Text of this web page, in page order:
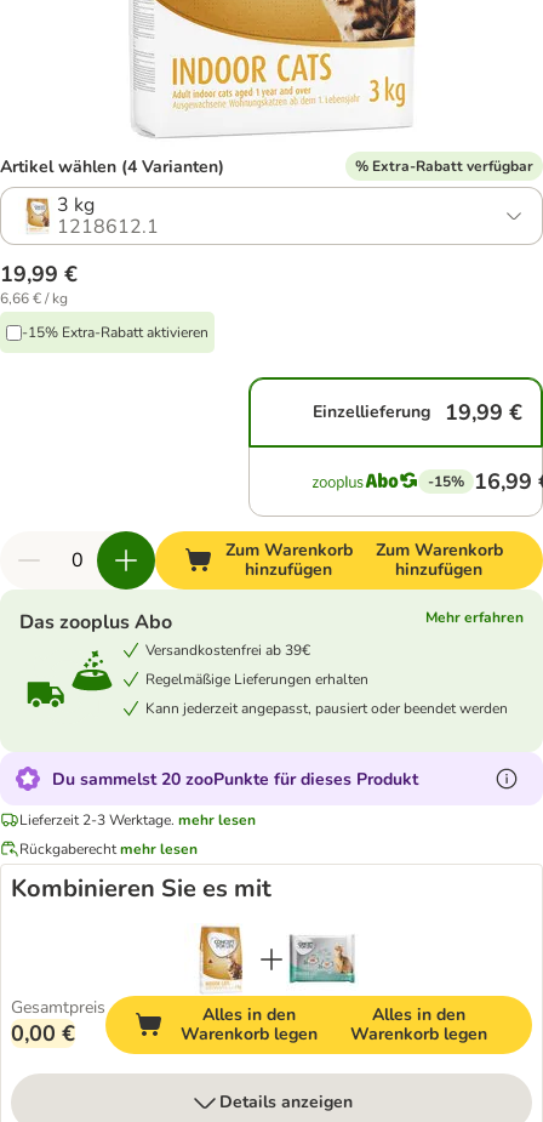
Artikel wählen (4 Varianten) % Extra-Rabatt verfügbar
3 kg
1218612.1
19,99 €
6,66 € / kg
-15% Extra-Rabatt aktivieren
Einzellieferung 19,99 €
-15% 16,99
Zum Warenkorb
hinzufügen
Zum Warenkorb
hinzufügen
Das zooplus Abo
Mehr erfahren
Versandkostenfrei ab 39€
Regelmäßige Lieferungen erhalten
Kann jederzeit angepasst, pausiert oder beendet werden
Du sammelst 20 zooPunkte für dieses Produkt
Lieferzeit 2-3 Werktage. mehr lesen
Rückgaberechtmehr lesen
Kombinieren Sie es mit
Gesamtpreis
0,00 €
Alles in den
Warenkorb legen
Alles in den
Warenkorb legen
Details anzeigen